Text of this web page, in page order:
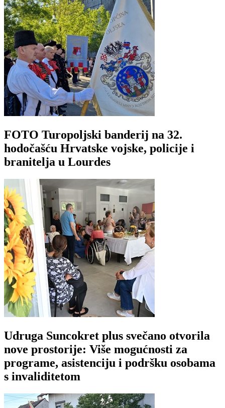
FOTO Turopoljski banderij na 32.
hodočašću Hrvatske vojske, policije i
branitelja u Lourdes
Udruga Suncokret plus svečano otvorila
nove prostorije: Više mogućnosti za
programe, asistenciju i podršku osobama
s invaliditetom